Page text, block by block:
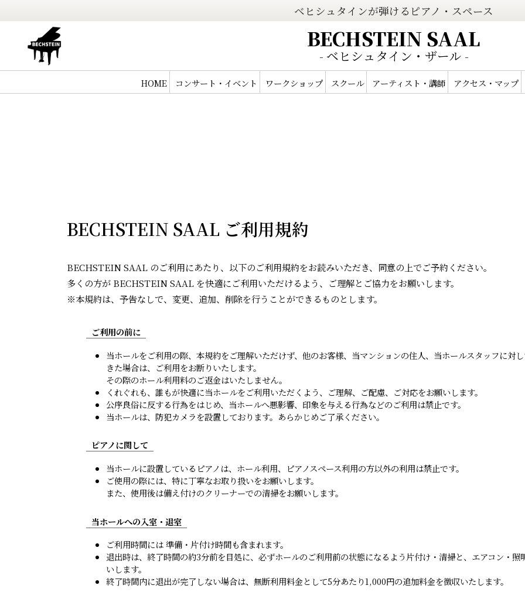
ベヒシュタインが弾けるピアノ・スペース
BECHSTEIN SAAL
- ベヒシュタイン・ザール -
HOME コンサート・イベント ワークショップ スクール アーティスト・講師 アクセス・マップ
BECHSTEIN SAAL ご利用規約
BECHSTEIN SAAL のご利用にあたり、以下のご利用規約をお読みいただき、同意の上でご予約ください。
多くの方が BECHSTEIN SAAL を快適にご利用いただけるよう、ご理解とご協力をお願いします。
※本規約は、予告なしで、変更、追加、削除を行うことができるものとします。
ご利用の前に
当ホールをご利用の際、本規約をご理解いただけず、他のお客様、当マンションの住人、当ホールスタッフに対
きた場合は、ご利用をお断りいたします。
その際のホール利用料のご返金はいたしません。
くれぐれも、誰もが快適に当ホールをご利用いただくよう、ご理解、ご配慮、ご対応をお願いします。
公序良俗に反する行為をはじめ、当ホールへ悪影響、印象を与える行為などのご利用は禁止です。
当ホールは、防犯カメラを設置しております。あらかじめご了承ください。
ピアノに関して
当ホールに設置しているピアノは、ホール利用、ピアノスペース利用の方以外の利用は禁止です。
ご使用の際には、特に丁寧なお取り扱いをお願いします。
また、使用後は備え付けのクリーナーでの清掃をお願いします。
当ホールへの入室・退室
ご利用時間には 準備・片付け時間も含まれます。
退出時は、終了時間の約3分前を目処に、必ずホールのご利用前の状態になるよう片付け・清掃と、エアコン・
いします。
終了時間内に退出が完了しない場合は、無断利用料金として5分あたり1,000円の追加料金を徴収いたします。